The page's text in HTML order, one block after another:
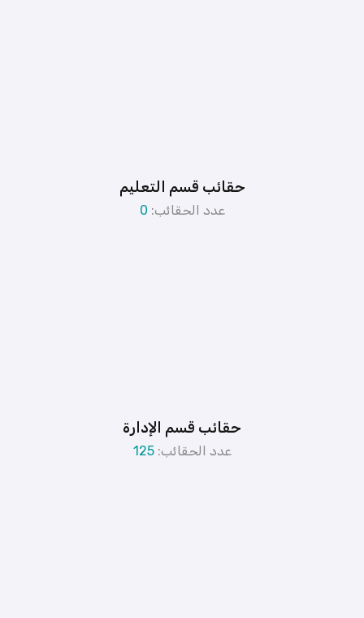
حقائب قسم التعليم
عدد الحقائب: 0
حقائب قسم الإدارة
عدد الحقائب:125